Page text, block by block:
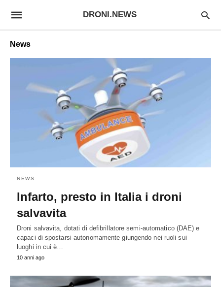
DRONI.NEWS
News
NEWS
Infarto, presto in Italia i droni
salvavita
Droni salvavita, dotati di defibrillatore semi-automatico (DAE) e
capaci di spostarsi autonomamente giungendo nei ruoli sui
luoghi in cui è…
10 anni ago